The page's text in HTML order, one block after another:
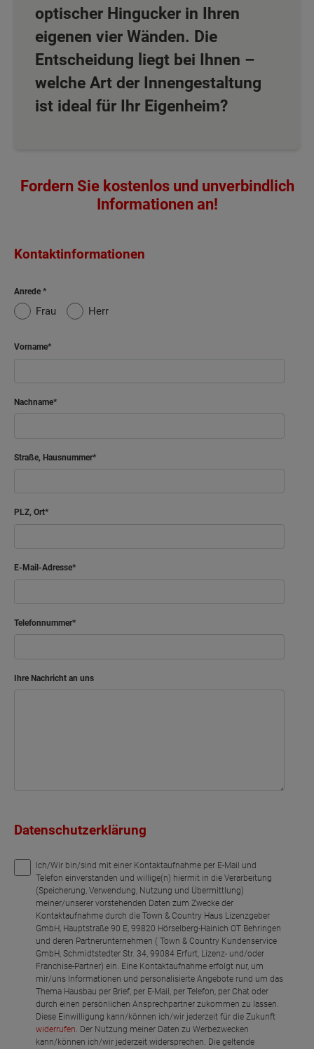
optischer Hingucker in Ihren
eigenen vier Wänden. Die
Entscheidung liegt bei Ihnen –
welche Art der Innengestaltung
ist ideal für Ihr Eigenheim?
Fordern Sie kostenlos und unverbindlich
Informationen an!
Kontaktinformationen
Anrede
Frau Herr
Vorname
Nachname
Straße, Hausnummer
PLZ, Ort
E-Mail-Adresse
Telefonnummer
Ihre Nachricht an uns
Datenschutzerklärung
Ich/Wir bin/sind mit einer Kontaktaufnahme per E-Mail und
Telefon einverstanden und willige(n) hiermit in die Verarbeitung
(Speicherung, Verwendung, Nutzung und Übermittlung)
meiner/unserer vorstehenden Daten zum Zwecke der
Kontaktaufnahme durch die Town & Country Haus Lizenzgeber
GmbH, Hauptstraße 90 E, 99820 Hörselberg-Hainich OT Behringen
und deren Partnerunternehmen ( Town & Country Kundenservice
GmbH, Schmidtstedter Str. 34, 99084 Erfurt, Lizenz- und/oder
Franchise-Partner) ein. Eine Kontaktaufnahme erfolgt nur, um
mir/uns Informationen und personalisierte Angebote rund um das
Thema Hausbau per Brief, per E-Mail, per Telefon, per Chat oder
durch einen persönlichen Ansprechpartner zukommen zu lassen.
Diese Einwilligung kann/können ich/wir jederzeit für die Zukunft
widerrufen. Der Nutzung meiner Daten zu Werbezwecken
kann/können ich/wir jederzeit widersprechen. Die geltende